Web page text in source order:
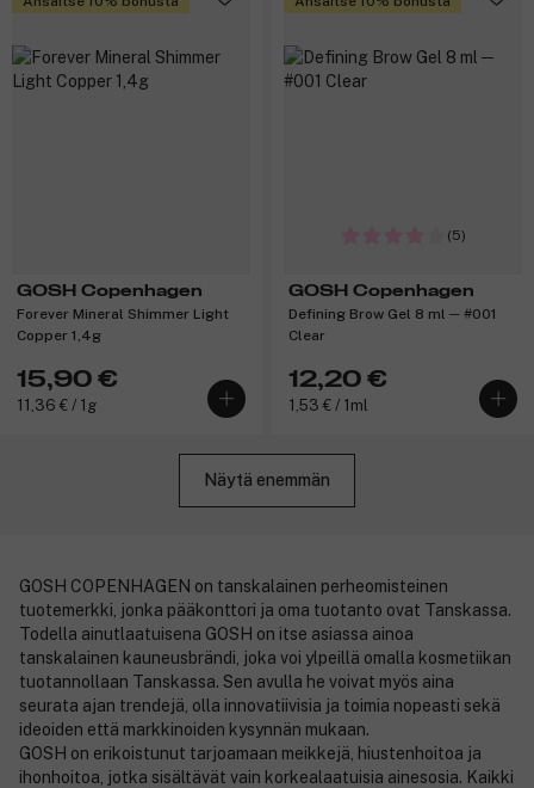
GOSH Copenhagen
Forever Mineral Shimmer Light
Copper 1,4g
15,90 €
11,36 € / 1g
(5)
GOSH Copenhagen
Defining Brow Gel 8 ml ─ #001
Clear
12,20 €
1,53 € / 1ml
Näytä enemmän
GOSH COPENHAGEN on tanskalainen perheomisteinen
tuotemerkki, jonka pääkonttori ja oma tuotanto ovat Tanskassa.
Todella ainutlaatuisena GOSH on itse asiassa ainoa
tanskalainen kauneusbrändi, joka voi ylpeillä omalla kosmetiikan
tuotannollaan Tanskassa. Sen avulla he voivat myös aina
seurata ajan trendejä, olla innovatiivisia ja toimia nopeasti sekä
ideoiden että markkinoiden kysynnän mukaan.
GOSH on erikoistunut tarjoamaan meikkejä, hiustenhoitoa ja
ihonhoitoa, jotka sisältävät vain korkealaatuisia ainesosia. Kaikki